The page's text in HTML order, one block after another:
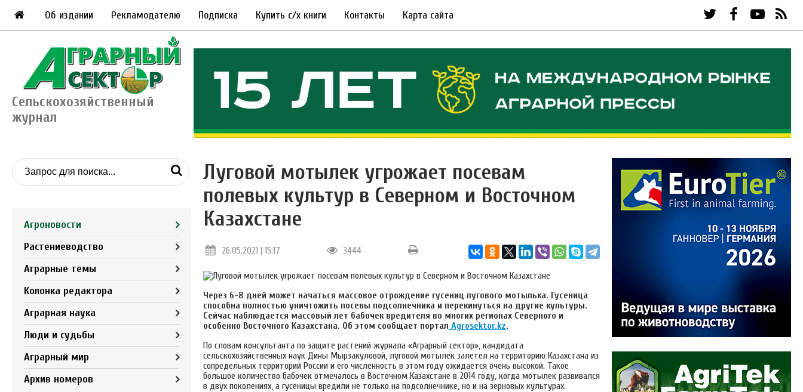
Об издании Рекламодателю Подписка Купить с/х книги Контакты Карта сайта
Сельскохозяйственный
журнал
Агроновости
Растениеводство
Аграрные темы
Колонка редактора
Аграрная наука
Люди и судьбы
Аграрный мир
Архив номеров
Луговой мотылек угрожает посевам
полевых культур в Северном и Восточном
Казахстане
26.05.2021 | 15:17 3444
Через 6-8 дней может начаться массовое отрождение гусениц лугового мотылька. Гусеница
способна полностью уничтожить посевы подсолнечника и перекинуться на другие культуры.
Сейчас наблюдается массовый лет бабочек вредителя во многих регионах Северного и
особенно Восточного Казахстана. Об этом сообщает портал Аgrosektor.kz.
По словам консультанта по защите растений журнала «Аграрный сектор», кандидата
сельскохозяйственных наук Дины Мырзакуловой, луговой мотылек залетел на территорию Казахстана из
сопредельных территорий России и его численность в этом году ожидается очень высокой. Такое
большое количество бабочек отмечалось в Восточном Казахстане в 2014 году, когда мотылек развивался
в двух поколениях, а гусеницы вредили не только на подсолнечнике, но и на зерновых культурах.